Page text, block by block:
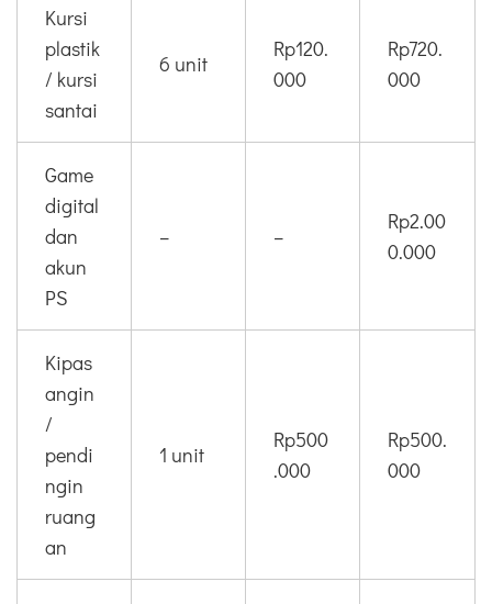
Kursi
plastik
/ kursi
santai
6 unit
Rp120.
000
Rp720.
000
Game
digital
dan
akun
PS
– –
Rp2.00
0.000
Kipas
angin
/
pendi
ngin
ruang
an
1 unit
Rp500
.000
Rp500.
000